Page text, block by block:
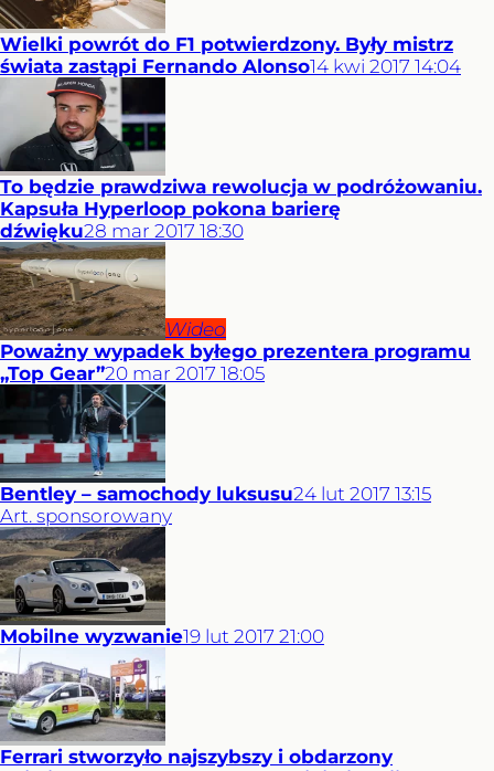
Wielki powrót do F1 potwierdzony. Były mistrz
świata zastąpi Fernando Alonso14 kwi 2017 14:04
To będzie prawdziwa rewolucja w podróżowaniu.
Kapsuła Hyperloop pokona barierę
dźwięku28 mar 2017 18:30
Wideo
Poważny wypadek byłego prezentera programu
„Top Gear”20 mar 2017 18:05
Bentley – samochody luksusu24 lut 2017 13:15
Art. sponsorowany
Mobilne wyzwanie19 lut 2017 21:00
Ferrari stworzyło najszybszy i obdarzony